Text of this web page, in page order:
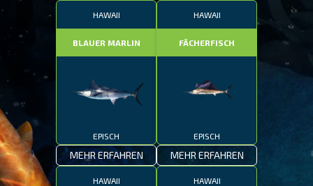
HAWAII
BLAUER MARLIN
EPISCH
MEHR ERFAHREN
HAWAII
FÄCHERFISCH
EPISCH
MEHR ERFAHREN
HAWAII HAWAII